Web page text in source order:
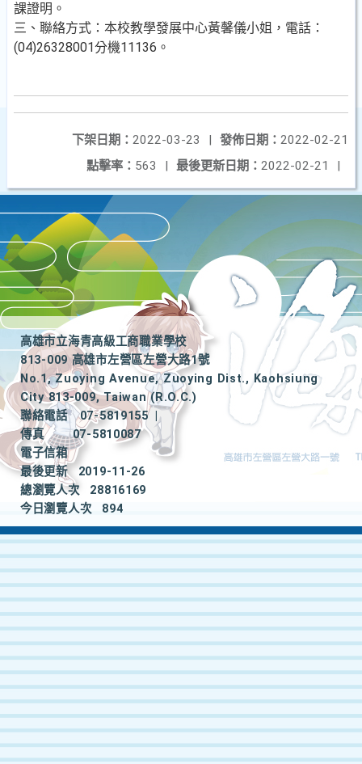
課證明。
三、聯絡方式：本校教學發展中心黃馨儀小姐，電話：
(04)26328001分機11136。
發佈日期： 2022-02-21
下架日期： 2022-03-23
|
最後更新日期： 2022-02-21 |
點擊率： 563 |
高雄市立海青高級工商職業學校
813-009 高雄市左營區左營大路1號
No.1, Zuoying Avenue, Zuoying Dist., Kaohsiung
City 813-009, Taiwan (R.O.C.)
聯絡電話
07-5819155
|
傳真
07-5810087
電子信箱
最後更新
2019-11-26
總瀏覽人次
28816169
今日瀏覽人次
894